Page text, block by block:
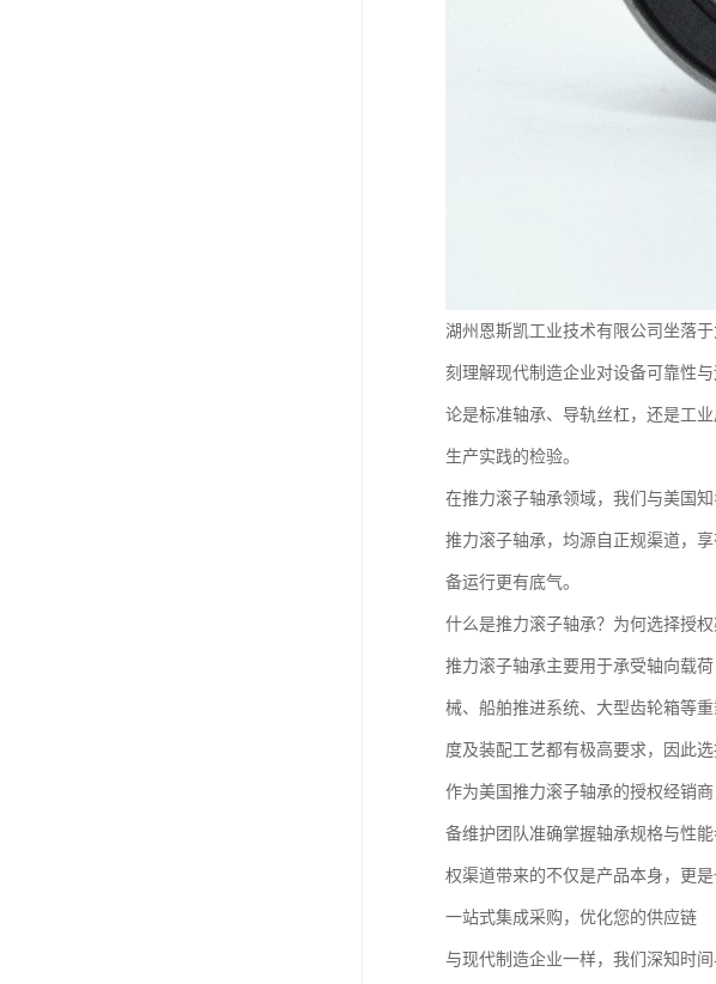
湖州恩斯凯工业技术有限公司坐落
刻理解现代制造企业对设备可靠性
论是标准轴承、导轨丝杠，还是工
生产实践的检验。
在推力滚子轴承领域，我们与美国
推力滚子轴承，均源自正规渠道，
备运行更有底气。
什么是推力滚子轴承？为何选择授权
推力滚子轴承主要用于承受轴向载
械、船舶推进系统、大型齿轮箱等
度及装配工艺都有极高要求，因此
作为美国推力滚子轴承的授权经销
备维护团队准确掌握轴承规格与性
权渠道带来的不仅是产品本身，更是
一站式集成采购，优化您的供应链
与现代制造企业一样，我们深知时